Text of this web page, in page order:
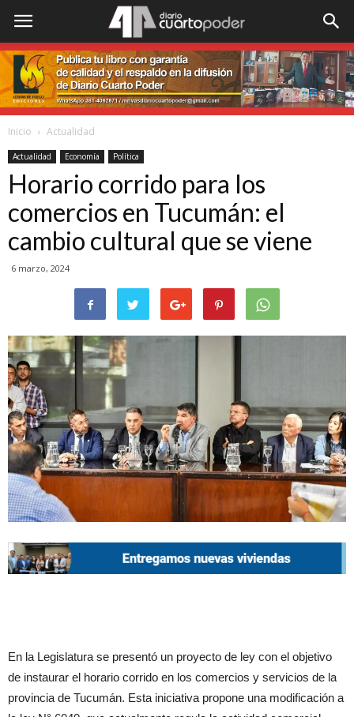
Inicio Actualidad
Actualidad Economía Política
Horario corrido para los
comercios en Tucumán: el
cambio cultural que se viene
6 marzo, 2024
En la Legislatura se presentó un proyecto de ley con el objetivo
de instaurar el horario corrido en los comercios y servicios de la
provincia de Tucumán. Esta iniciativa propone una modificación a